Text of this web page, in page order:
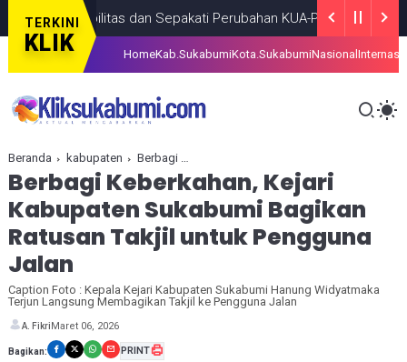
TERKINI
KLIK
Disabilitas dan Sepakati Perubahan KUA-PPAS 2026
HomeKab.SukabumiKota.SukabumiNasional
Beranda kabupaten Berbagi Keberkahan, Kejari Kabupaten Sukabumi Bagikan Ratusan Takjil untuk Pengguna Jalan
Berbagi Keberkahan, Kejari
Kabupaten Sukabumi Bagikan
Ratusan Takjil untuk Pengguna
Jalan
Caption Foto : Kepala Kejari Kabupaten Sukabumi Hanung Widyatmaka
Terjun Langsung Membagikan Takjil ke Pengguna Jalan
A. FikriMaret 06, 2026
Bagikan: PRINT